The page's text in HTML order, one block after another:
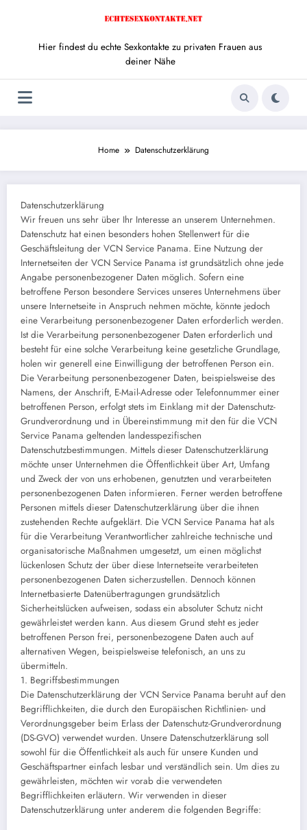
Hier findest du echte Sexkontakte zu privaten Frauen aus
deiner Nähe
Home Datenschutzerklärung
Datenschutzerklärung
Wir freuen uns sehr über Ihr Interesse an unserem Unternehmen.
Datenschutz hat einen besonders hohen Stellenwert für die
Geschäftsleitung der VCN Service Panama. Eine Nutzung der
Internetseiten der VCN Service Panama ist grundsätzlich ohne jede
Angabe personenbezogener Daten möglich. Sofern eine
betroffene Person besondere Services unseres Unternehmens über
unsere Internetseite in Anspruch nehmen möchte, könnte jedoch
eine Verarbeitung personenbezogener Daten erforderlich werden.
Ist die Verarbeitung personenbezogener Daten erforderlich und
besteht für eine solche Verarbeitung keine gesetzliche Grundlage,
holen wir generell eine Einwilligung der betroffenen Person ein.
Die Verarbeitung personenbezogener Daten, beispielsweise des
Namens, der Anschrift, E-Mail-Adresse oder Telefonnummer einer
betroffenen Person, erfolgt stets im Einklang mit der Datenschutz-
Grundverordnung und in Übereinstimmung mit den für die VCN
Service Panama geltenden landesspezifischen
Datenschutzbestimmungen. Mittels dieser Datenschutzerklärung
möchte unser Unternehmen die Öffentlichkeit über Art, Umfang
und Zweck der von uns erhobenen, genutzten und verarbeiteten
personenbezogenen Daten informieren. Ferner werden betroffene
Personen mittels dieser Datenschutzerklärung über die ihnen
zustehenden Rechte aufgeklärt. Die VCN Service Panama hat als
für die Verarbeitung Verantwortlicher zahlreiche technische und
organisatorische Maßnahmen umgesetzt, um einen möglichst
lückenlosen Schutz der über diese Internetseite verarbeiteten
personenbezogenen Daten sicherzustellen. Dennoch können
Internetbasierte Datenübertragungen grundsätzlich
Sicherheitslücken aufweisen, sodass ein absoluter Schutz nicht
gewährleistet werden kann. Aus diesem Grund steht es jeder
betroffenen Person frei, personenbezogene Daten auch auf
alternativen Wegen, beispielsweise telefonisch, an uns zu
übermitteln.
1. Begriffsbestimmungen
Die Datenschutzerklärung der VCN Service Panama beruht auf den
Begrifflichkeiten, die durch den Europäischen Richtlinien- und
Verordnungsgeber beim Erlass der Datenschutz-Grundverordnung
(DS-GVO) verwendet wurden. Unsere Datenschutzerklärung soll
sowohl für die Öffentlichkeit als auch für unsere Kunden und
Geschäftspartner einfach lesbar und verständlich sein. Um dies zu
gewährleisten, möchten wir vorab die verwendeten
Begrifflichkeiten erläutern. Wir verwenden in dieser
Datenschutzerklärung unter anderem die folgenden Begriffe: